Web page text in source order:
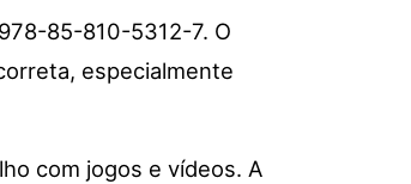
85-810-5312-7. O
especialmente
com jogos e vídeos. A